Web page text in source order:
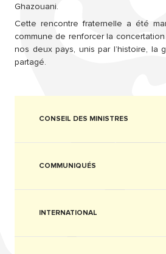
Ghazouani.
Cette rencontre fraternelle a été
commune de renforcer la
nos deux pays, unis par l’histoire, la
partagé.
CONSEIL DES MINISTRES
COMMUNIQUÉS
INTERNATIONAL